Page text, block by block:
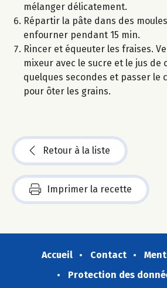
mélanger délicatement.
Répartir la pâte dans des
enfourner pendant 15 min.
Rincer et équeuter les fraises.
mixeur avec le sucre et le jus de
quelques secondes et passer le
pour ôter les grains.
Retour à la liste
Imprimer la recette
Accueil Contact
Protection des